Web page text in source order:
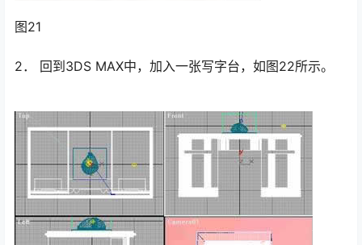
图21
2． 回到3DS MAX中，加入一张写字台，如图22所示。